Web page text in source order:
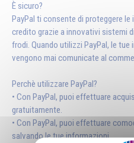
È sicuro?
PayPal ti consente di proteggere
credito grazie a innovativi sistemi
frodi. Quando utilizzi PayPal, le
vengono mai comunicate al
Perchè utilizzare PayPal?
• Con PayPal, puoi effettuare
gratuitamente.
• Con PayPal, puoi effettuare
salvando le tue informazioni.